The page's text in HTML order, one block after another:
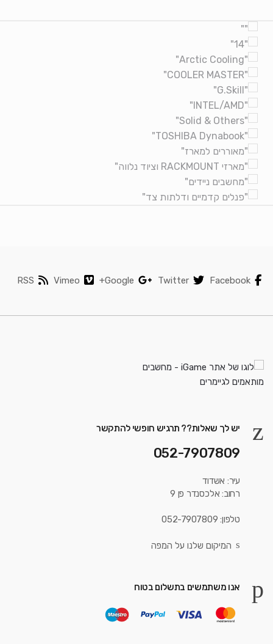
Brands Carousel
Facebook
Twitter
Google+
Vimeo
RSS
יש לך שאלות?? תרגיש חופשי להתקשר
052-7907809
עיר: אשדוד
רחוב: אלכסנדר פן 9
טלפון: 052-7907809
המיקום שלנו על המפה
אנו משתמשים בתשלום בטוח